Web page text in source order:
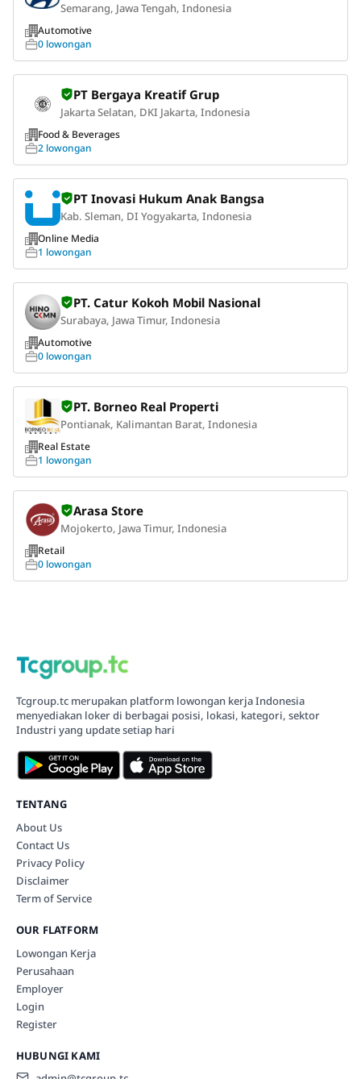
Semarang, Jawa Tengah, Indonesia
Automotive
0 lowongan
PT Bergaya Kreatif Grup
Jakarta Selatan, DKI Jakarta, Indonesia
Food & Beverages
2 lowongan
PT Inovasi Hukum Anak Bangsa
Kab. Sleman, DI Yogyakarta, Indonesia
Online Media
1 lowongan
PT. Catur Kokoh Mobil Nasional
Surabaya, Jawa Timur, Indonesia
Automotive
0 lowongan
PT. Borneo Real Properti
Pontianak, Kalimantan Barat, Indonesia
Real Estate
1 lowongan
Arasa Store
Mojokerto, Jawa Timur, Indonesia
Retail
0 lowongan
Tcgroup.tc merupakan platform lowongan kerja Indonesia
menyediakan loker di berbagai posisi, lokasi, kategori, sektor
Industri yang update setiap hari
TENTANG
About Us
Contact Us
Privacy Policy
Disclaimer
Term of Service
OUR FLATFORM
Lowongan Kerja
Perusahaan
Employer
Login
Register
HUBUNGI KAMI